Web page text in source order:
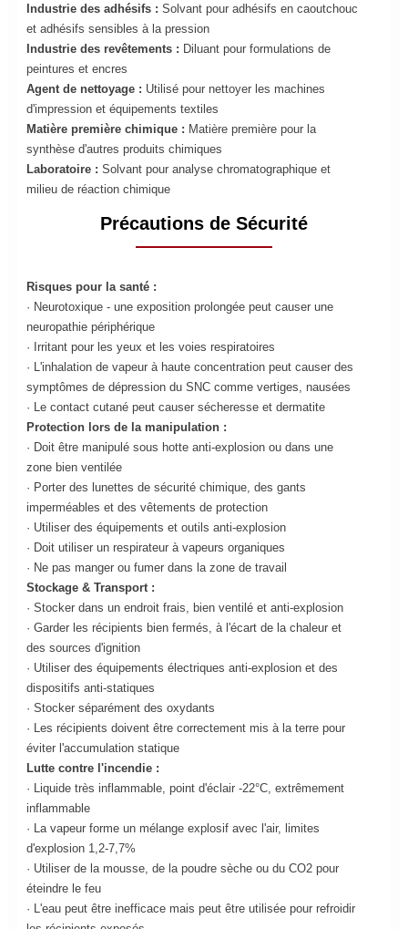
Industrie des adhésifs : Solvant pour adhésifs en caoutchouc
et adhésifs sensibles à la pression
Industrie des revêtements : Diluant pour formulations de
peintures et encres
Agent de nettoyage : Utilisé pour nettoyer les machines
d'impression et équipements textiles
Matière première chimique : Matière première pour la
synthèse d'autres produits chimiques
Laboratoire : Solvant pour analyse chromatographique et
milieu de réaction chimique
Précautions de Sécurité
Risques pour la santé :
· Neurotoxique - une exposition prolongée peut causer une
neuropathie périphérique
· Irritant pour les yeux et les voies respiratoires
· L'inhalation de vapeur à haute concentration peut causer des
symptômes de dépression du SNC comme vertiges, nausées
· Le contact cutané peut causer sécheresse et dermatite
Protection lors de la manipulation :
· Doit être manipulé sous hotte anti-explosion ou dans une
zone bien ventilée
· Porter des lunettes de sécurité chimique, des gants
imperméables et des vêtements de protection
· Utiliser des équipements et outils anti-explosion
· Doit utiliser un respirateur à vapeurs organiques
· Ne pas manger ou fumer dans la zone de travail
Stockage & Transport :
· Stocker dans un endroit frais, bien ventilé et anti-explosion
· Garder les récipients bien fermés, à l'écart de la chaleur et
des sources d'ignition
· Utiliser des équipements électriques anti-explosion et des
dispositifs anti-statiques
· Stocker séparément des oxydants
· Les récipients doivent être correctement mis à la terre pour
éviter l'accumulation statique
Lutte contre l'incendie :
· Liquide très inflammable, point d'éclair -22°C, extrêmement
inflammable
· La vapeur forme un mélange explosif avec l'air, limites
d'explosion 1,2-7,7%
· Utiliser de la mousse, de la poudre sèche ou du CO2 pour
éteindre le feu
· L'eau peut être inefficace mais peut être utilisée pour refroidir